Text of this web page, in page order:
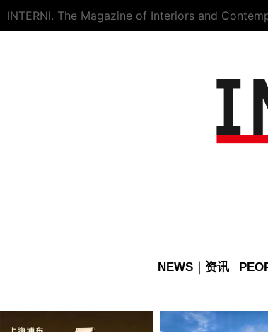
INTERNI. The Magazine of Interiors and
NEWS｜资讯